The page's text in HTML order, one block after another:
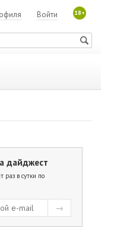
18+
Войти
дайджест
раз в сутки по